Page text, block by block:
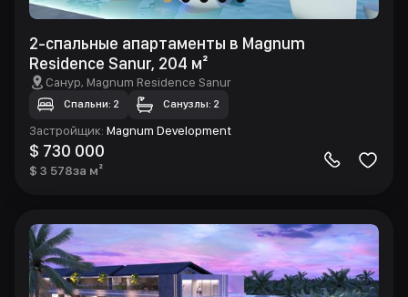
2-спальные апартаменты в Magnum
Residence Sanur, 204 м²
Санур, Magnum Residence Sanur
Спальни: 2 Санузлы: 2
Застройщик: Magnum Development
$ 730 000
$ 3 578за м²